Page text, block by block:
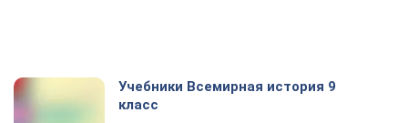
Учебники Всемирная история 9
класс